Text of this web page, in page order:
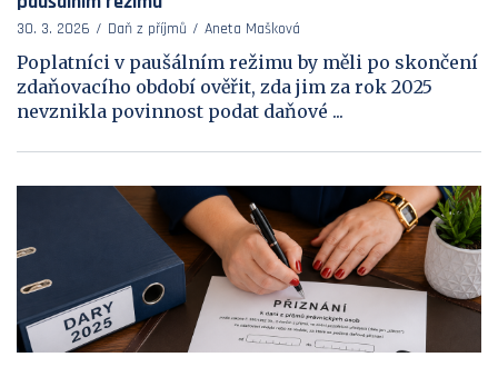
30. 3. 2026 Daň z příjmů Aneta Mašková
Poplatníci v paušálním režimu by měli po skončení
zdaňovacího období ověřit, zda jim za rok 2025
nevznikla povinnost podat daňové ...